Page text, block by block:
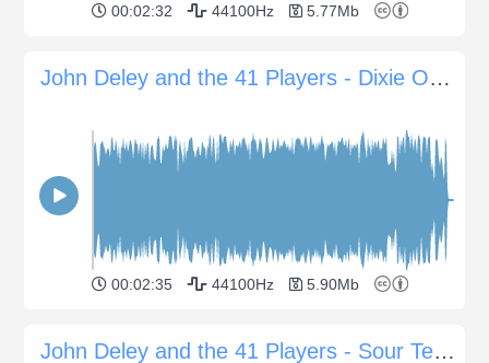
00:02:32 44100Hz 5.77Mb
John Deley and the 41 Players - Dixie Outlandish
00:02:35 44100Hz 5.90Mb
John Deley and the 41 Players - Sour Tennessee Red Sting